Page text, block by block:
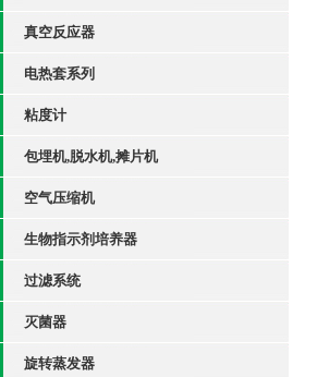
真空反应器
电热套系列
粘度计
包埋机,脱水机,摊片机
空气压缩机
生物指示剂培养器
过滤系统
灭菌器
旋转蒸发器